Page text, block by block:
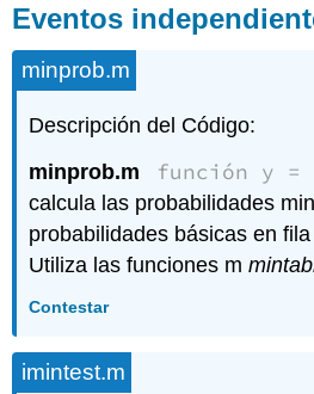
Eventos
minprob.m
Descripción del Código:
minprob.m
función y =
calcula las probabilidades
probabilidades básicas en
Utiliza las funciones m
Contestar
imintest.m